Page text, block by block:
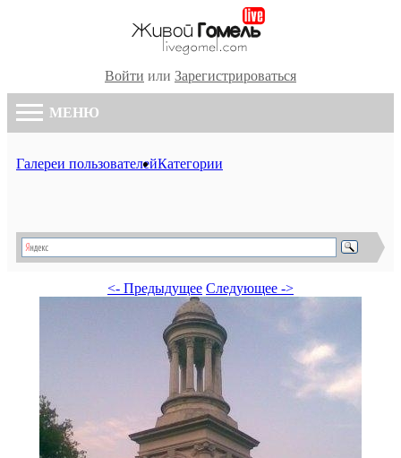
Войти или Зарегистрироваться
МЕНЮ
Галереи пользователейКатегории
<- Предыдущее Следующее ->